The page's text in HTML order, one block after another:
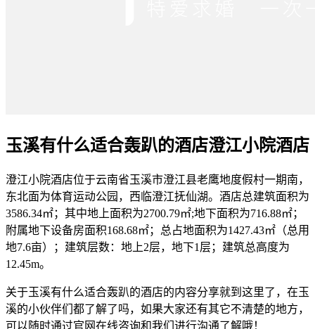
玉溪有什么适合轰趴的酒店澄江小院酒店
澄江小院酒店位于云南省玉溪市澄江县老鹰地度假村一期南，
东北面为体育运动公园，西临澄江抚仙湖。酒店总建筑面积为
3586.34㎡；其中地上面积为2700.79㎡;地下面积为716.88㎡；
附属地下设备房面积168.68㎡；总占地面积为1427.43㎡（总用
地7.6亩）；建筑层数：地上2层，地下1层；建筑总高度为
12.45m。
关于玉溪有什么适合轰趴的酒店的内容分享就到这里了，在玉
溪的小伙伴们都了解了吗，如果大家还有其它不清楚的地方，
可以随时通过官网在线咨询和我们进行沟通了解哦！